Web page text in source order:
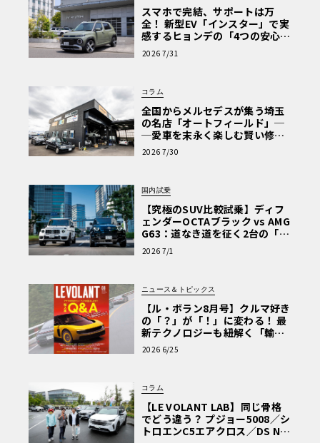
英国のマーク・リッチョーニはマグマレッド・ボディのレ
イス・ブラックバッジを、混沌とした景色の秋葉原や、東
京湾沿いの埋立地にある工業地帯、そして中目黒の閑静な
住宅街に持ち込み、街の光や太陽の光を受けて独特の表情
スマホで完結、サポートは万
全！ 新型EV「インスター」で実
感するヒョンデの「4つの安心」
【第1回・ヒョンデ6つの疑問：
Why? Hyundai?】〈PR〉
2026 7/31
コラム
全国からメルセデスが集う埼玉
の名店「オートフィールド」─
─愛車を末永く楽しむ賢い修理
術と、プロがフックス製オイル
を選ぶ理由〈PR〉
2026 7/30
国内試乗
【究極のSUV比較試乗】ディフ
ェンダーOCTAブラック vs AMG
G63：道なき道を征く2台の「対
極的アプローチ」
2026 7/1
ニュース＆トピックス
【ル・ボラン8月号】クルマ好き
の「？」が「！」に変わる！ 最
新テクノロジーも紐解く「輸入
車Q&A」
2026 6/25
コラム
【LE VOLANT LAB】同じ骨格
でどう違う？ プジョー5008／シ
トロエンC5エアクロス／DS Nº4